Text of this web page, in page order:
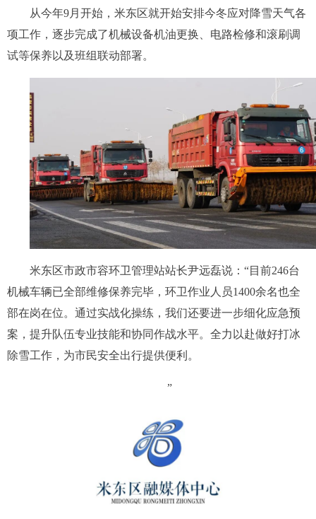
从今年9月开始，米东区就开始安排今冬应对降雪天气各
项工作，逐步完成了机械设备机油更换、电路检修和滚刷调
试等保养以及班组联动部署。
米东区市政市容环卫管理站站长尹远磊说：“目前246台
机械车辆已全部维修保养完毕，环卫作业人员1400余名也全
部在岗在位。通过实战化操练，我们还要进一步细化应急预
案，提升队伍专业技能和协同作战水平。全力以赴做好打冰
除雪工作，为市民安全出行提供便利。
”